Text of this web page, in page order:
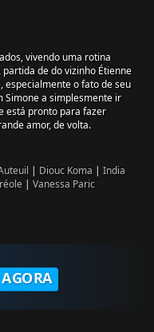
vivendo uma rotina
de do vizinho Étienne
especialmente o fato de seu
Simone a simplesmente ir
está pronto para fazer
amor, de volta.
| Diouc Koma | India
| Vanessa Paric